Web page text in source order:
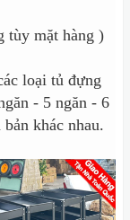
tùy mặt hàng )
loại tủ đựng
- 5 ngăn - 6
khác nhau.